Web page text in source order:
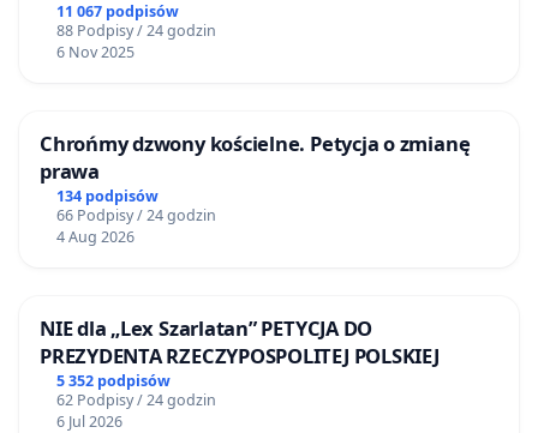
11 067 podpisów
88 Podpisy / 24 godzin
6 Nov 2025
Chrońmy dzwony kościelne. Petycja o zmianę
prawa
134 podpisów
66 Podpisy / 24 godzin
4 Aug 2026
NIE dla „Lex Szarlatan” PETYCJA DO
PREZYDENTA RZECZYPOSPOLITEJ POLSKIEJ
5 352 podpisów
62 Podpisy / 24 godzin
6 Jul 2026